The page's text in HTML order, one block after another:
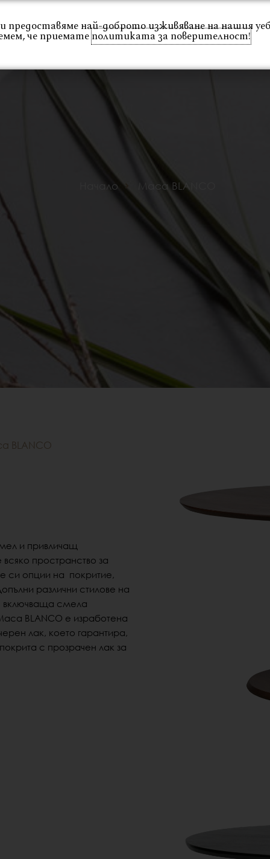
Интериор Екстериор Каталог Проекти
Начало Маса BLANCO
BLANCO
и привличащ
пространство за
си опции на покритие,
различни стилове на
включваща смела
BLANCO е изработена
лак, което гарантира,
с прозрачен лак за
предоставяме най-доброто изживяване на нашия
че приематеполитиката за поверителност!